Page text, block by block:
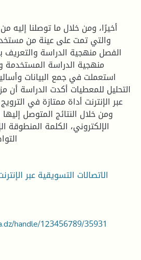
أخيرًا، ومن خلال ما توصلنا إليه
والتي تمت على عينة من
الفصل منهجية الدراسة والتعريف
منهجية الدراسة المستخدمة
استعملت في جمع البيانات
التحليل للمعطيات أكدت الدراسة أن
عبر الإنترنت أداة ممتازة في
ومن خلال النتائج المتوصل
الإلكتروني، الكلمة المنطوقة
الاتصالات التسويقية عبر
handle/123456789/35931